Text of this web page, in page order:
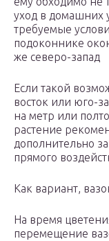
уход в домашних
требуемые
подоконнике
же северо-запад
Если такой
восток или юго-
на метр или
растение
дополнительно
прямого
Как вариант,
На время
перемещение